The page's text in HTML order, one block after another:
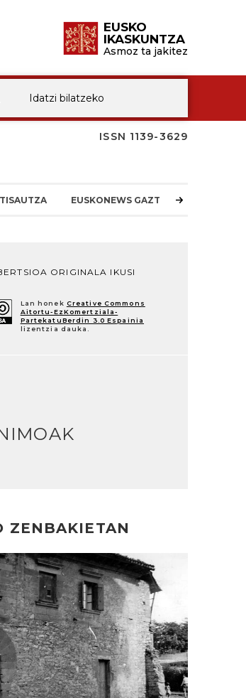
EUSKO
IKASKUNTZA
Asmoz ta jakitez
ISSN 1139-3629
EUSKONEWS GAZTEA
ORIGINALA IKUSI
Lan honek Creative Commons
Aitortu-EzKomertziala-
PartekatuBerdin 3.0 Espainia
lizentzia dauka.
ZENBAKIETAN